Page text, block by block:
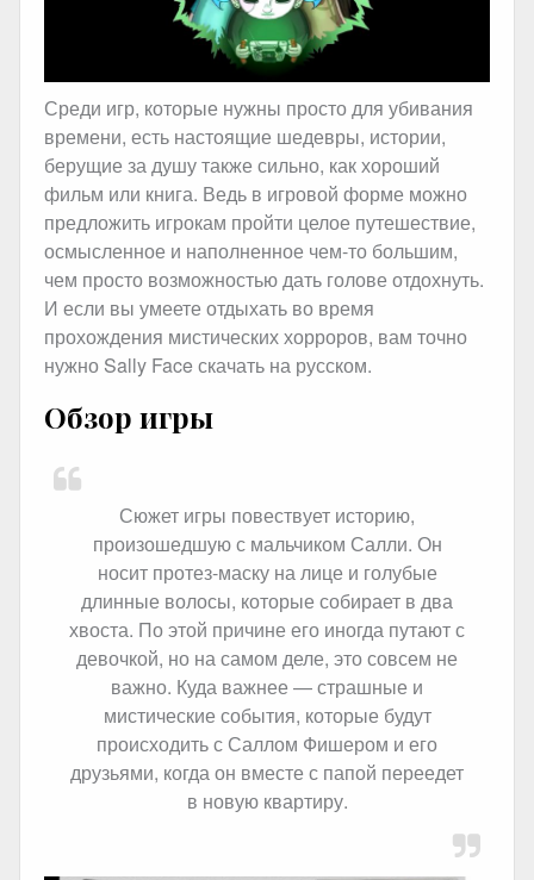
Среди игр, которые нужны просто для убивания
времени, есть настоящие шедевры, истории,
берущие за душу также сильно, как хороший
фильм или книга. Ведь в игровой форме можно
предложить игрокам пройти целое путешествие,
осмысленное и наполненное чем-то большим,
чем просто возможностью дать голове отдохнуть.
И если вы умеете отдыхать во время
прохождения мистических хорроров, вам точно
нужно Sally Face скачать на русском.
Обзор игры
Сюжет игры повествует историю,
произошедшую с мальчиком Салли. Он
носит протез-маску на лице и голубые
длинные волосы, которые собирает в два
хвоста. По этой причине его иногда путают с
девочкой, но на самом деле, это совсем не
важно. Куда важнее — страшные и
мистические события, которые будут
происходить с Саллом Фишером и его
друзьями, когда он вместе с папой переедет
в новую квартиру.